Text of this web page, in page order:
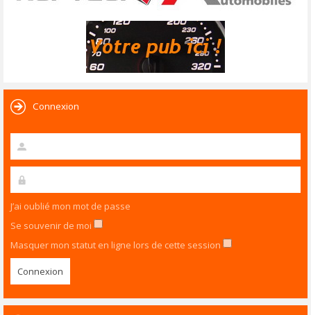
Connexion
J’ai oublié mon mot de passe
Se souvenir de moi
Masquer mon statut en ligne lors de cette session